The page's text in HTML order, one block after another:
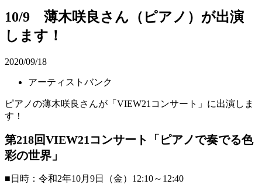
10/9 薄木咲良さん（ピアノ）が出演
します！
2020/09/18
アーティストバンク
ピアノの薄木咲良さんが「VIEW21コンサート」に出演しま
す！
第218回VIEW21コンサート「ピアノで奏でる色
彩の世界」
■日時：令和2年10月9日（金）12:10～12:40